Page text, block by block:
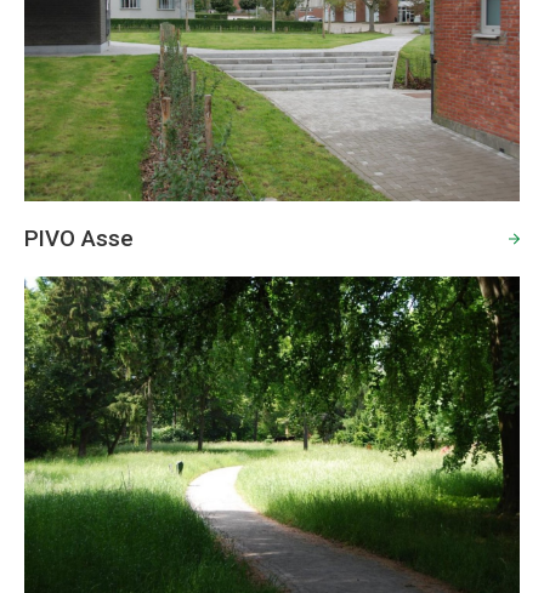
PIVO Asse